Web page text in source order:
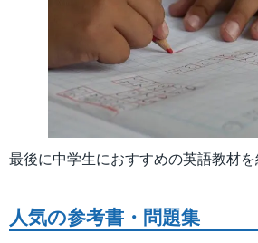
最後に中学生におすすめの英語教材を
人気の参考書・問題集